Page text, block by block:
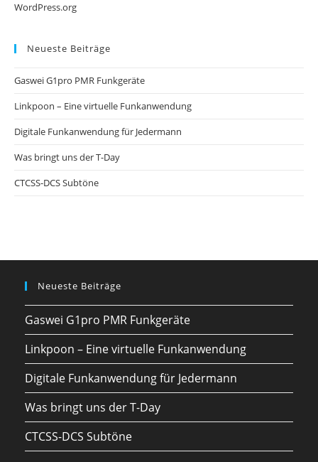
WordPress.org
Neueste Beiträge
Gaswei G1pro PMR Funkgeräte
Linkpoon – Eine virtuelle Funkanwendung
Digitale Funkanwendung für Jedermann
Was bringt uns der T-Day
CTCSS-DCS Subtöne
Neueste Beiträge
Gaswei G1pro PMR Funkgeräte
Linkpoon – Eine virtuelle Funkanwendung
Digitale Funkanwendung für Jedermann
Was bringt uns der T-Day
CTCSS-DCS Subtöne